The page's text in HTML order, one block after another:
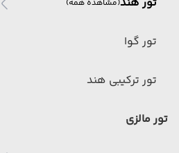
(مشاهده همه)
تور گوا
تور ترکیبی هند
تور مالزی